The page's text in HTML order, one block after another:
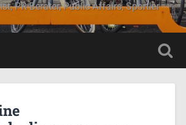
PR Berater, Public Affairs, Sportler